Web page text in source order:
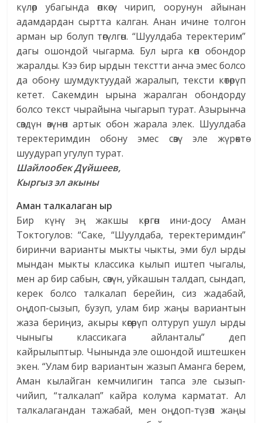
күлөөр убагында өпкөсү чирип, оорунун айынан
адамдардан сыртта калган. Анан ичине толгон
арман ыр болуп төгүлгөн. “Шуулдаба теректерим”
дагы ошондой чыгарма. Бул ырга көп обондор
жаралды. Кээ бир ырдын текстти анча эмес болсо
да обону шумдуктуудай жаралып, тексти көтөрүп
кетет. Сакемдин ырына жаралган обондорду
болсо текст чырайына чыгарып турат. Азырынча
сөздүн өзүнөн артык обон жарала элек. Шуулдаба
теректеримдин обону эмес сөзү эле жүрөктө
шуудурап угулуп турат.
Шайлообек Дүйшеев,
Кыргыз эл акыны
Аман талкалаган ыр
Бир күнү эң жакшы көргөн ини-досу Аман
Токтогулов: “Саке, “Шуулдаба, теректеримдин”
биринчи варианты мыкты чыкты, эми бул ырды
мындан мыкты классика кылып иштеп чыгалы,
мен ар бир сабын, сөзүн, уйкашын талдап, сындап,
керек болсо талкалап берейин, сиз жадабай,
оңдоп-сызып, бузуп, улам бир жаңы вариантын
жаза бериңиз, акыры көгөрүп олтуруп ушул ырды
чыныгы классикага айланталы” деп
кайрылыптыр. Чынында эле ошондой иштешкен
экен. “Улам бир вариантын жазып Аманга берем,
Аман кылайган кемчилигин тапса эле сызып-
чийип, “талкалап” кайра колума карматат. Ал
талкалагандан тажабай, мен оңдоп-түзөп жаңы